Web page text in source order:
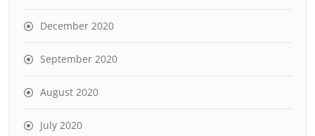
December 2020
September 2020
August 2020
July 2020